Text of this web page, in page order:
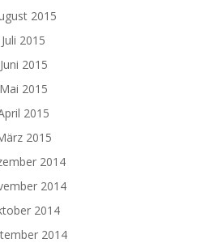
2015
Juli 2015
Juni 2015
Mai 2015
2015
2015
2014
2014
2014
2014